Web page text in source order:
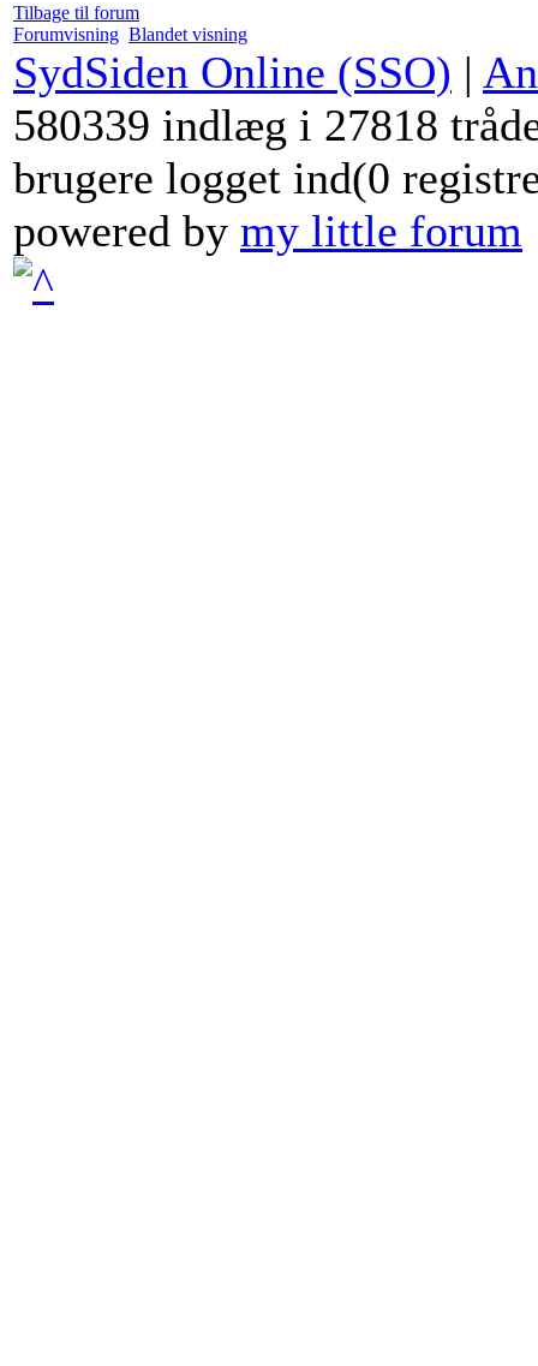
Tilbage til forum
Forumvisning Blandet visning
SydSiden Online (SSO) |
580339 indlæg i 27818
brugere logget ind(0
powered by my little forum